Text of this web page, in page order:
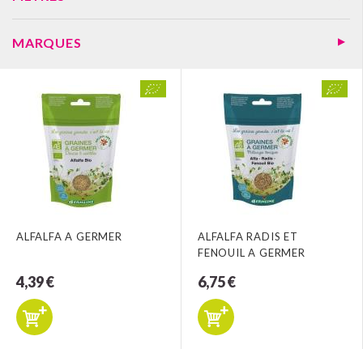
MARQUES
ALFALFA A GERMER
4,39 €
ALFALFA RADIS ET
FENOUIL A GERMER
6,75 €